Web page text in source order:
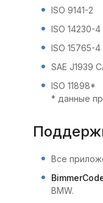
ISO 9141-2
ISO 14230-4
ISO 15765-4
SAE J1939
ISO 11898*
* данные
Все
BMW.